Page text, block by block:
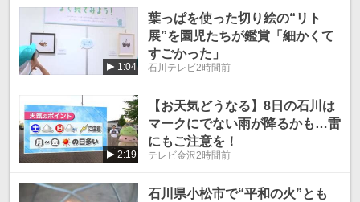
1:04
葉っぱを使った切り絵の“リト
展”を園児たちが鑑賞「細かくて
すごかった」
石川テレビ2時間前
2:19
【お天気どうなる】8日の石川は
マークにでない雨が降るかも…雷
にもご注意を！
テレビ金沢 2時間前
石川県小松市で“平和の火”とも